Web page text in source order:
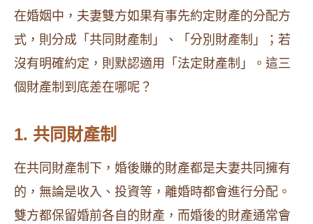
在婚姻中，夫妻雙方如果有事先約定財產的分配方
式，則分成「共同財產制」、「分別財產制」；若
沒有明確約定，則默認適用「法定財產制」。這三
個財產制到底差在哪呢？
1. 共同財產制
在共同財產制下，婚後賺的財產都是夫妻共同擁有
的，無論是收入、投資等，離婚時都會進行分配。
雙方都保留婚前各自的財產，而婚後的財產通常會